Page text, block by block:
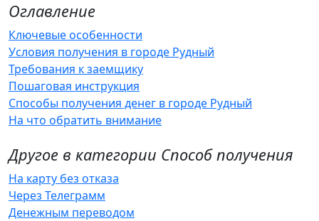
Оглавление
Ключевые особенности
Условия получения в городе Рудный
Требования к заемщику
Пошаговая инструкция
Способы получения денег в городе Рудный
На что обратить внимание
Другое в категории Способ получения
На карту без отказа
Через Телеграмм
Денежным переводом